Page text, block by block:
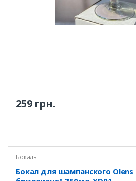
259 грн.
Бокалы
Бокал для шампанского